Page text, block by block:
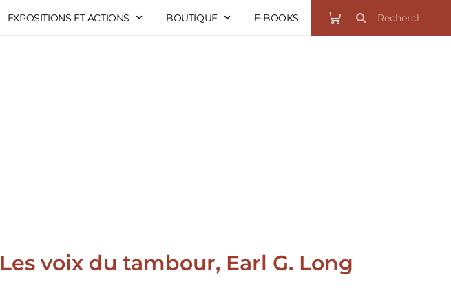
EXPOSITIONS ET ACTIONS BOUTIQUE E-BOOKS Panier
Les voix du tambour, Earl G. Long